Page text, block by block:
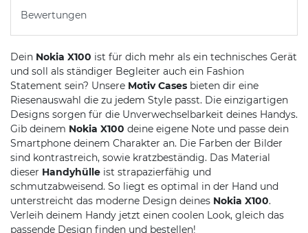
Bewertungen
Dein Nokia X100 ist für dich mehr als ein technisches Gerät
und soll als ständiger Begleiter auch ein Fashion
Statement sein? Unsere Motiv Cases bieten dir eine
Riesenauswahl die zu jedem Style passt. Die einzigartigen
Designs sorgen für die Unverwechselbarkeit deines Handys.
Gib deinem Nokia X100 deine eigene Note und passe dein
Smartphone deinem Charakter an. Die Farben der Bilder
sind kontrastreich, sowie kratzbeständig. Das Material
dieser Handyhülle ist strapazierfähig und
schmutzabweisend. So liegt es optimal in der Hand und
unterstreicht das moderne Design deines Nokia X100.
Verleih deinem Handy jetzt einen coolen Look, gleich das
passende Design finden und bestellen!